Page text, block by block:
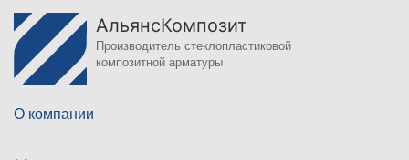
АльянсКомпозит
Производитель стеклопластиковой
композитной арматуры
О компании